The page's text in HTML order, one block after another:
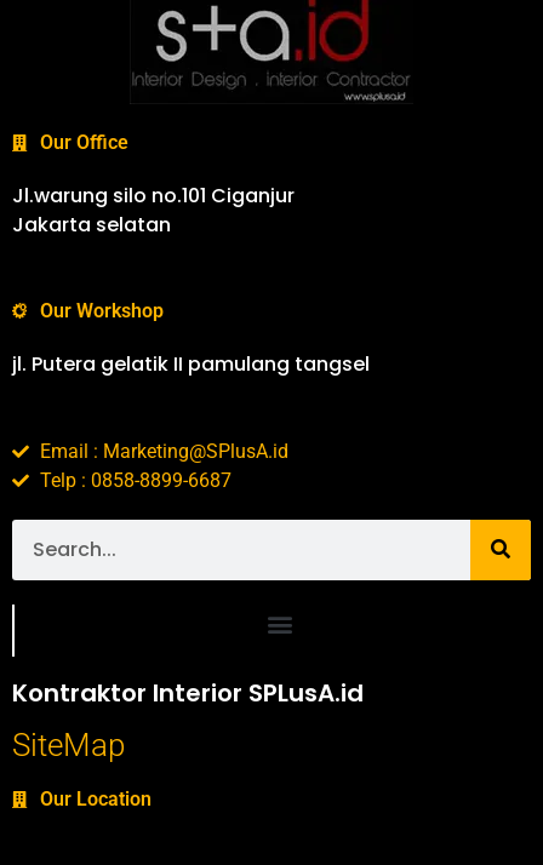
Our Office
Jl.warung silo no.101 Ciganjur
Jakarta selatan
Our Workshop
jl. Putera gelatik II pamulang tangsel
Email : Marketing@SPlusA.id
Telp : 0858-8899-6687
Kontraktor Interior SPLusA.id
SiteMap
Our Location